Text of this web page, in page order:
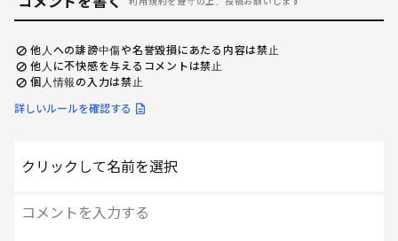
他人への誹謗中傷や名誉毀損にあたる内容は禁止
他人に不快感を与えるコメントは禁止
個人情報の入力は禁止
詳しいルールを確認する
クリックして名前を選択